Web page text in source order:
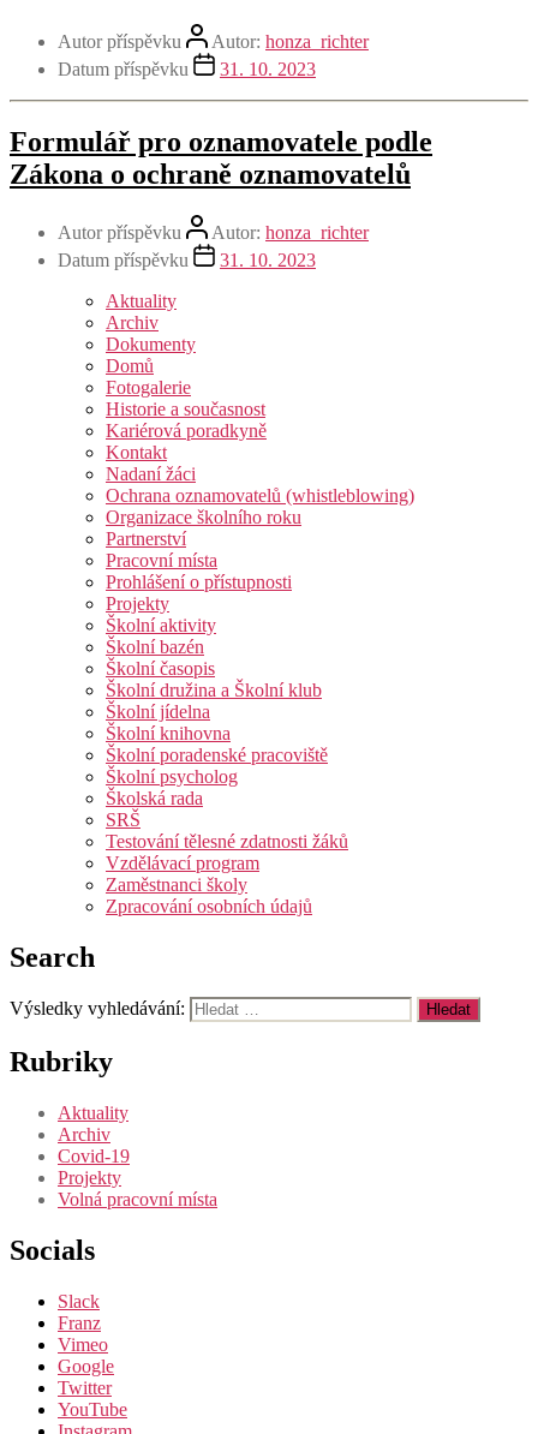
Autor příspěvku Autor: honza_richter
Datum příspěvku
31. 10. 2023
Formulář pro oznamovatele podle
Zákona o ochraně oznamovatelů
Autor příspěvku Autor: honza_richter
Datum příspěvku
31. 10. 2023
Aktuality
Archiv
Dokumenty
Domů
Fotogalerie
Historie a současnost
Kariérová poradkyně
Kontakt
Nadaní žáci
Ochrana oznamovatelů (whistleblowing)
Organizace školního roku
Partnerství
Pracovní místa
Prohlášení o přístupnosti
Projekty
Školní aktivity
Školní bazén
Školní časopis
Školní družina a Školní klub
Školní jídelna
Školní knihovna
Školní poradenské pracoviště
Školní psycholog
Školská rada
SRŠ
Testování tělesné zdatnosti žáků
Vzdělávací program
Zaměstnanci školy
Zpracování osobních údajů
Search
Výsledky vyhledávání:
Rubriky
Aktuality
Archiv
Covid-19
Projekty
Volná pracovní místa
Socials
Slack
Franz
Vimeo
Google
Twitter
YouTube